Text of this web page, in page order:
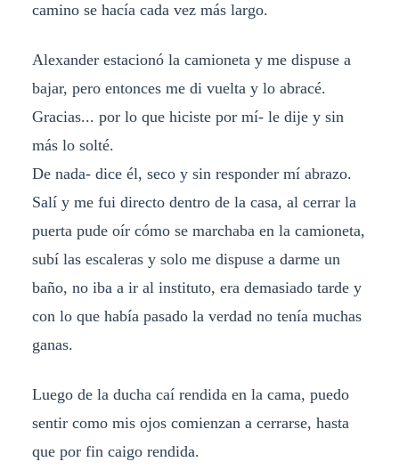
camino se hacía cada vez más largo.
Alexander estacionó la camioneta y me dispuse a
bajar, pero entonces me di vuelta y lo abracé.
Gracias... por lo que hiciste por mí- le dije y sin
más lo solté.
De nada- dice él, seco y sin responder mí abrazo.
Salí y me fui directo dentro de la casa, al cerrar la
puerta pude oír cómo se marchaba en la camioneta,
subí las escaleras y solo me dispuse a darme un
baño, no iba a ir al instituto, era demasiado tarde y
con lo que había pasado la verdad no tenía muchas
ganas.
Luego de la ducha caí rendida en la cama, puedo
sentir como mis ojos comienzan a cerrarse, hasta
que por fin caigo rendida.